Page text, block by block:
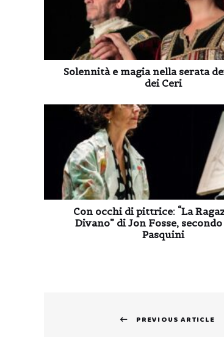
Solennità e magia nella serata
dei Ceri
Con occhi di pittrice: “La
Divano” di Jon Fosse,
Pasquini
PREVIOUS ARTICLE